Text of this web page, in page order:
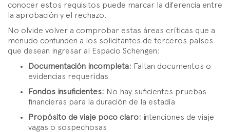
conocer estos requisitos puede marcar la diferencia entre
la aprobación y el rechazo.
No olvide volver a comprobar estas áreas críticas que a
menudo confunden a los solicitantes de terceros países
que desean ingresar al Espacio Schengen:
Documentación incompleta: Faltan documentos o
evidencias requeridas
Fondos insuficientes: No hay suficientes pruebas
financieras para la duración de la estadía
Propósito de viaje poco claro: intenciones de viaje
vagas o sospechosas